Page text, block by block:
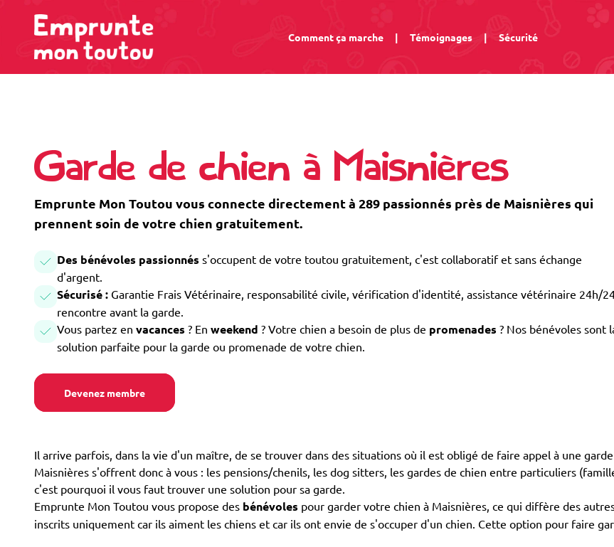
Comment ça marche | Témoignages | Sécurité
Garde de chien à Maisnières
Emprunte Mon Toutou vous connecte directement à 289 passionnés près de Maisnières qui
prennent soin de votre chien gratuitement.
Des bénévoles passionnés s'occupent de votre toutou gratuitement, c'est collaboratif et sans échange
d'argent.
Sécurisé : Garantie Frais Vétérinaire, responsabilité civile, vérification d'identité, assistance vétérinaire 24h/
rencontre avant la garde.
Vous partez en vacances ? En weekend ? Votre chien a besoin de plus de promenades ? Nos bénévoles sont
solution parfaite pour la garde ou promenade de votre chien.
Devenez membre
Il arrive parfois, dans la vie d'un maître, de se trouver dans des situations où il est obligé de faire appel à une
Maisnières s'offrent donc à vous : les pensions/chenils, les dog sitters, les gardes de chien entre particuliers
c'est pourquoi il vous faut trouver une solution pour sa garde.
Emprunte Mon Toutou vous propose des bénévoles pour garder votre chien à Maisnières, ce qui diffère des
inscrits uniquement car ils aiment les chiens et car ils ont envie de s'occuper d'un chien. Cette option pour faire